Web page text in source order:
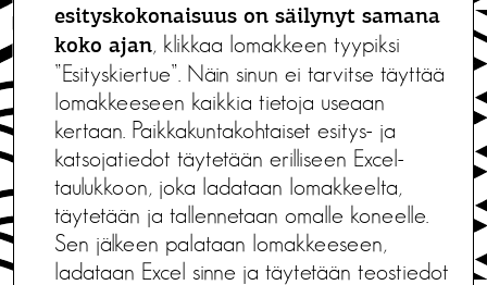
esityskokonaisuus on säilynyt samana
koko ajan, klikkaa lomakkeen tyypiksi
”Esityskiertue”. Näin sinun ei tarvitse täyttää
lomakkeeseen kaikkia tietoja useaan
kertaan. Paikkakuntakohtaiset esitys- ja
katsojatiedot täytetään erilliseen Excel-
taulukkoon, joka ladataan lomakkeelta,
täytetään ja tallennetaan omalle koneelle.
Sen jälkeen palataan lomakkeeseen,
ladataan Excel sinne ja täytetään teostiedot